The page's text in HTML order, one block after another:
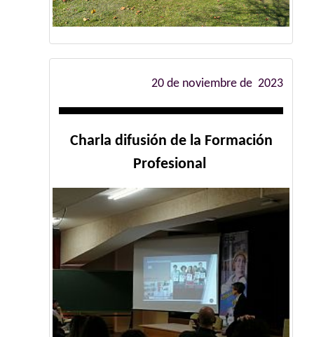
20 de noviembre de 2023
Charla difusión de la Formación
Profesional